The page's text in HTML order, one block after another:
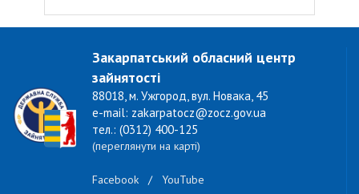
Закарпатський обласний центр
зайнятості
88018, м. Ужгород, вул. Новака, 45
e-mail: zakarpatocz@zocz.gov.ua
тел.: (0312) 400-125
(переглянути на карті)
Facebook / YouTube